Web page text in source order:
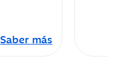
Saber más